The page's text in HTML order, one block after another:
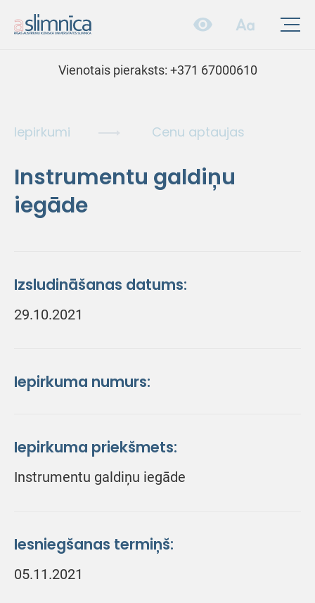
Vienotais pieraksts: +371 67000610
Iepirkumi Cenu aptaujas
Instrumentu galdiņu
iegāde
Izsludināšanas datums:
29.10.2021
Iepirkuma numurs:
Iepirkuma priekšmets:
Instrumentu galdiņu iegāde
Iesniegšanas termiņš:
05.11.2021